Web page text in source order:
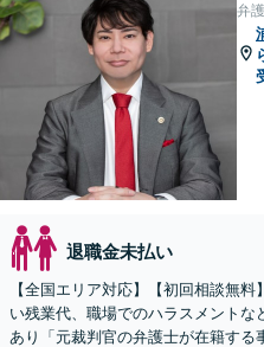
弁
退職金未払い
【全国エリア対応】【初回相談無
い残業代、職場でのハラスメント
あり「元裁判官の弁護士が在籍する